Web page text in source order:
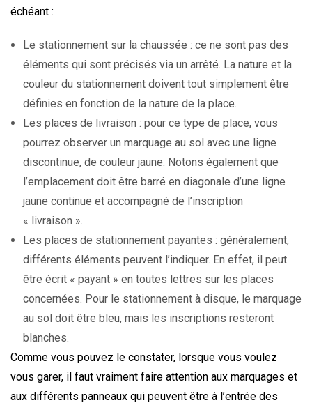
échéant :
Le stationnement sur la chaussée : ce ne sont pas des
éléments qui sont précisés via un arrêté. La nature et la
couleur du stationnement doivent tout simplement être
définies en fonction de la nature de la place.
Les places de livraison : pour ce type de place, vous
pourrez observer un marquage au sol avec une ligne
discontinue, de couleur jaune. Notons également que
l’emplacement doit être barré en diagonale d’une ligne
jaune continue et accompagné de l’inscription
« livraison ».
Les places de stationnement payantes : généralement,
différents éléments peuvent l’indiquer. En effet, il peut
être écrit « payant » en toutes lettres sur les places
concernées. Pour le stationnement à disque, le marquage
au sol doit être bleu, mais les inscriptions resteront
blanches.
Comme vous pouvez le constater, lorsque vous voulez
vous garer, il faut vraiment faire attention aux marquages et
aux différents panneaux qui peuvent être à l’entrée des